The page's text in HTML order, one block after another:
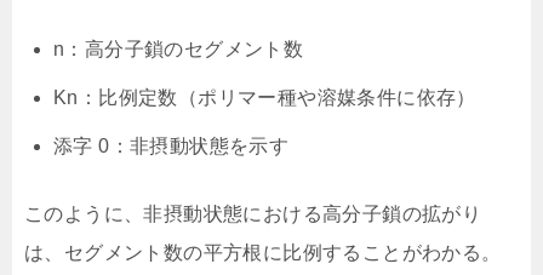
n：高分子鎖のセグメント数
Kn：比例定数（ポリマー種や溶媒条件に依存）
添字 0：非摂動状態を示す
このように、非摂動状態における高分子鎖の拡がり
は、セグメント数の平方根に比例することがわかる。